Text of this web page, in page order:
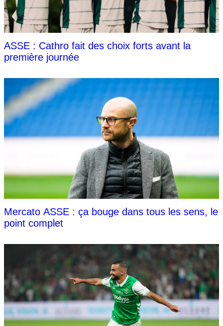
ASSE : Cathro fait des choix forts avant la
première journée
Mercato ASSE : ça bouge dans tous les sens, le
point complet